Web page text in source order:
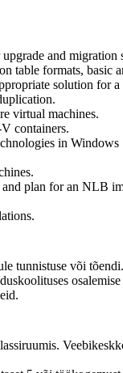
and migration
table formats,
solution for
virtual machines.
containers.
in Windows
plan for an NLB
tunnistuse või